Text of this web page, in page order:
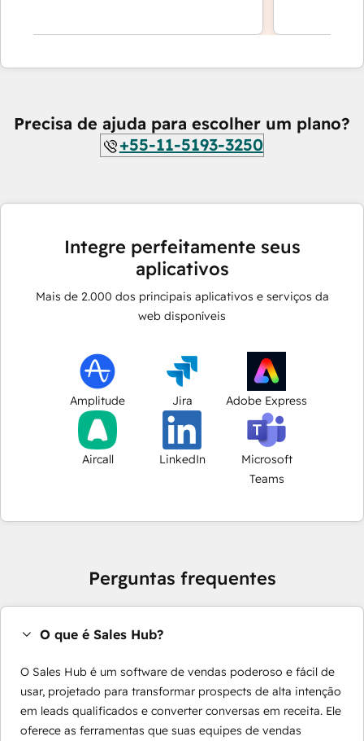
Precisa de ajuda para escolher um plano?
+55-11-5193-3250
Integre perfeitamente seus
aplicativos
Mais de 2.000 dos principais aplicativos e serviços da
web disponíveis
Amplitude Jira Adobe Express
Aircall LinkedIn
Microsoft
Teams
Perguntas frequentes
O que é Sales Hub?
O Sales Hub é um software de vendas poderoso e fácil de
usar, projetado para transformar prospects de alta intenção
em leads qualificados e converter conversas em receita. Ele
oferece as ferramentas que suas equipes de vendas